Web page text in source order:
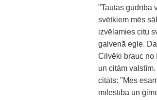
"Tautas gudrība
svētkiem mēs
izvēlamies citu
galvenā egle.
Cilvēki brauc no
un citām
citāts: "Mēs
mīlestība un